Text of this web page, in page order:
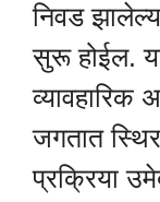
निवड
सुरू होईल.
व्यावहारिक
जगतात स्थिर
प्रक्रिया